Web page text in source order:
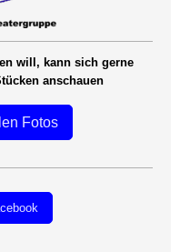
will, kann sich gerne
anschauen
Fotos